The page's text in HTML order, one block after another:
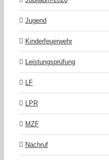
Jugend
Kinderfeuerwehr
Leistungsprüfung
LF
LPR
MZF
Nachruf